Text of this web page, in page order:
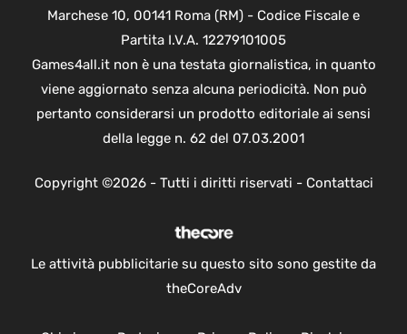
Marchese 10, 00141 Roma (RM) - Codice Fiscale e
Partita I.V.A. 12279101005
Games4all.it non è una testata giornalistica, in quanto
viene aggiornato senza alcuna periodicità. Non può
pertanto considerarsi un prodotto editoriale ai sensi
della legge n. 62 del 07.03.2001
Copyright ©2026 - Tutti i diritti riservati - Contattaci
Le attività pubblicitarie su questo sito sono gestite da
theCoreAdv